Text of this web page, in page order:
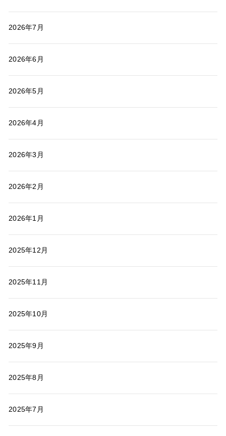
2026年7月
2026年6月
2026年5月
2026年4月
2026年3月
2026年2月
2026年1月
2025年12月
2025年11月
2025年10月
2025年9月
2025年8月
2025年7月